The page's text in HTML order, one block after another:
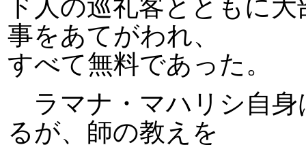
ド人の巡礼客とともに
事をあてがわれ、
すべて無料であった。
ラマナ・マハリシ自身
るが、師の教えを